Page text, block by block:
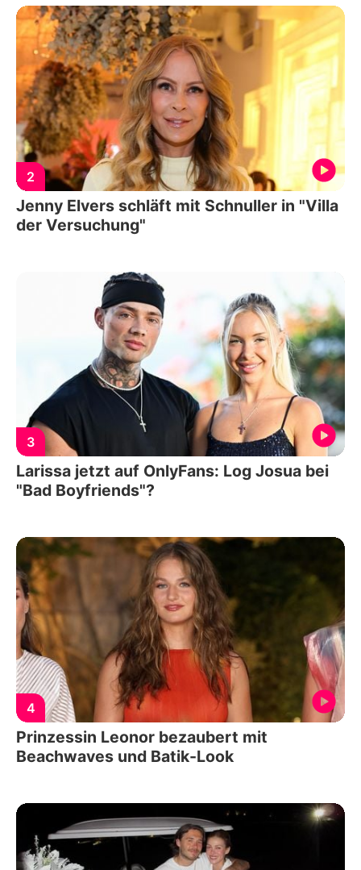
2
Jenny Elvers schläft mit Schnuller in "Villa
der Versuchung"
3
Larissa jetzt auf OnlyFans: Log Josua bei
"Bad Boyfriends"?
4
Prinzessin Leonor bezaubert mit
Beachwaves und Batik-Look